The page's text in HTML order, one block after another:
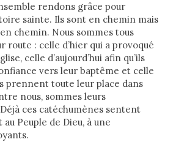
rendons grâce pour
sainte. Ils sont en chemin mais
chemin. Nous sommes tous
route : celle d’hier qui a provoqué
celle d’aujourd’hui afin qu’ils
vers leur baptême et celle
prennent toute leur place dans
nous, sommes leurs
ces catéchumènes sentent
Peuple de Dieu, à une